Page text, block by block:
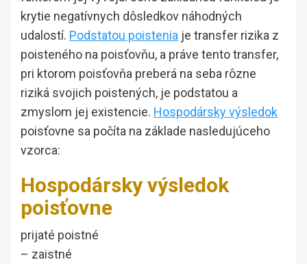
krytie negatívnych dôsledkov náhodných
udalostí. Podstatou poistenia je transfer rizika z
poisteného na poisťovňu, a práve tento transfer,
pri ktorom poisťovňa preberá na seba rôzne
riziká svojich poistených, je podstatou a
zmyslom jej existencie. Hospodársky výsledok
poisťovne sa počíta na základe nasledujúceho
vzorca:
Hospodársky výsledok
poisťovne
prijaté poistné
– zaistné